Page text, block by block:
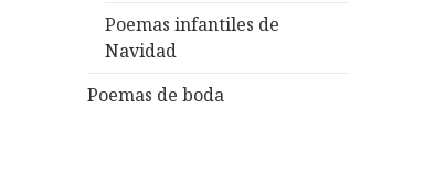
Poemas infantiles de
Navidad
Poemas de boda